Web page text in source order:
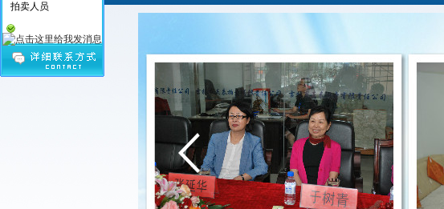
2025年5月21日拍卖珲春市河道清淤疏浚产生的砂石料
2025年4月28日拍卖吉林市3处车库及2套住宅拍卖会
拍卖人员